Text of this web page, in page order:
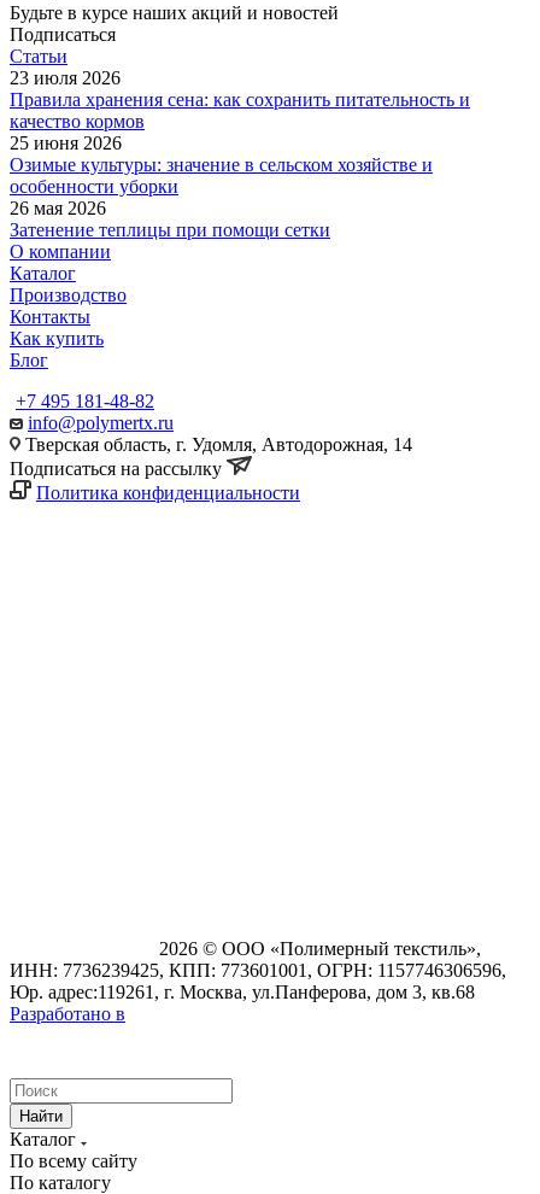
Будьте в курсе наших акций и новостей
Подписаться
Статьи
23 июля 2026
Правила хранения сена: как сохранить питательность и
качество кормов
25 июня 2026
Озимые культуры: значение в сельском хозяйстве и
особенности уборки
26 мая 2026
Затенение теплицы при помощи сетки
О компании
Каталог
Производство
Контакты
Как купить
Блог
+7 495 181-48-82
info@polymertx.ru
Тверская область, г. Удомля, Автодорожная, 14
Подписаться на рассылку
Политика конфиденциальности
2026 © ООО «Полимерный текстиль»,
ИНН: 7736239425, КПП: 773601001, ОГРН: 1157746306596,
Юр. адрес:119261, г. Москва, ул.Панферова, дом 3, кв.68
Разработано в
Найти
Каталог
По всему сайту
По каталогу